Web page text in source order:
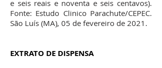
e seis reais e noventa e seis centavos).
Fonte: Estudo Clinico Parachute/CEPEC.
São Luís (MA), 05 de fevereiro de 2021.
EXTRATO DE DISPENSA